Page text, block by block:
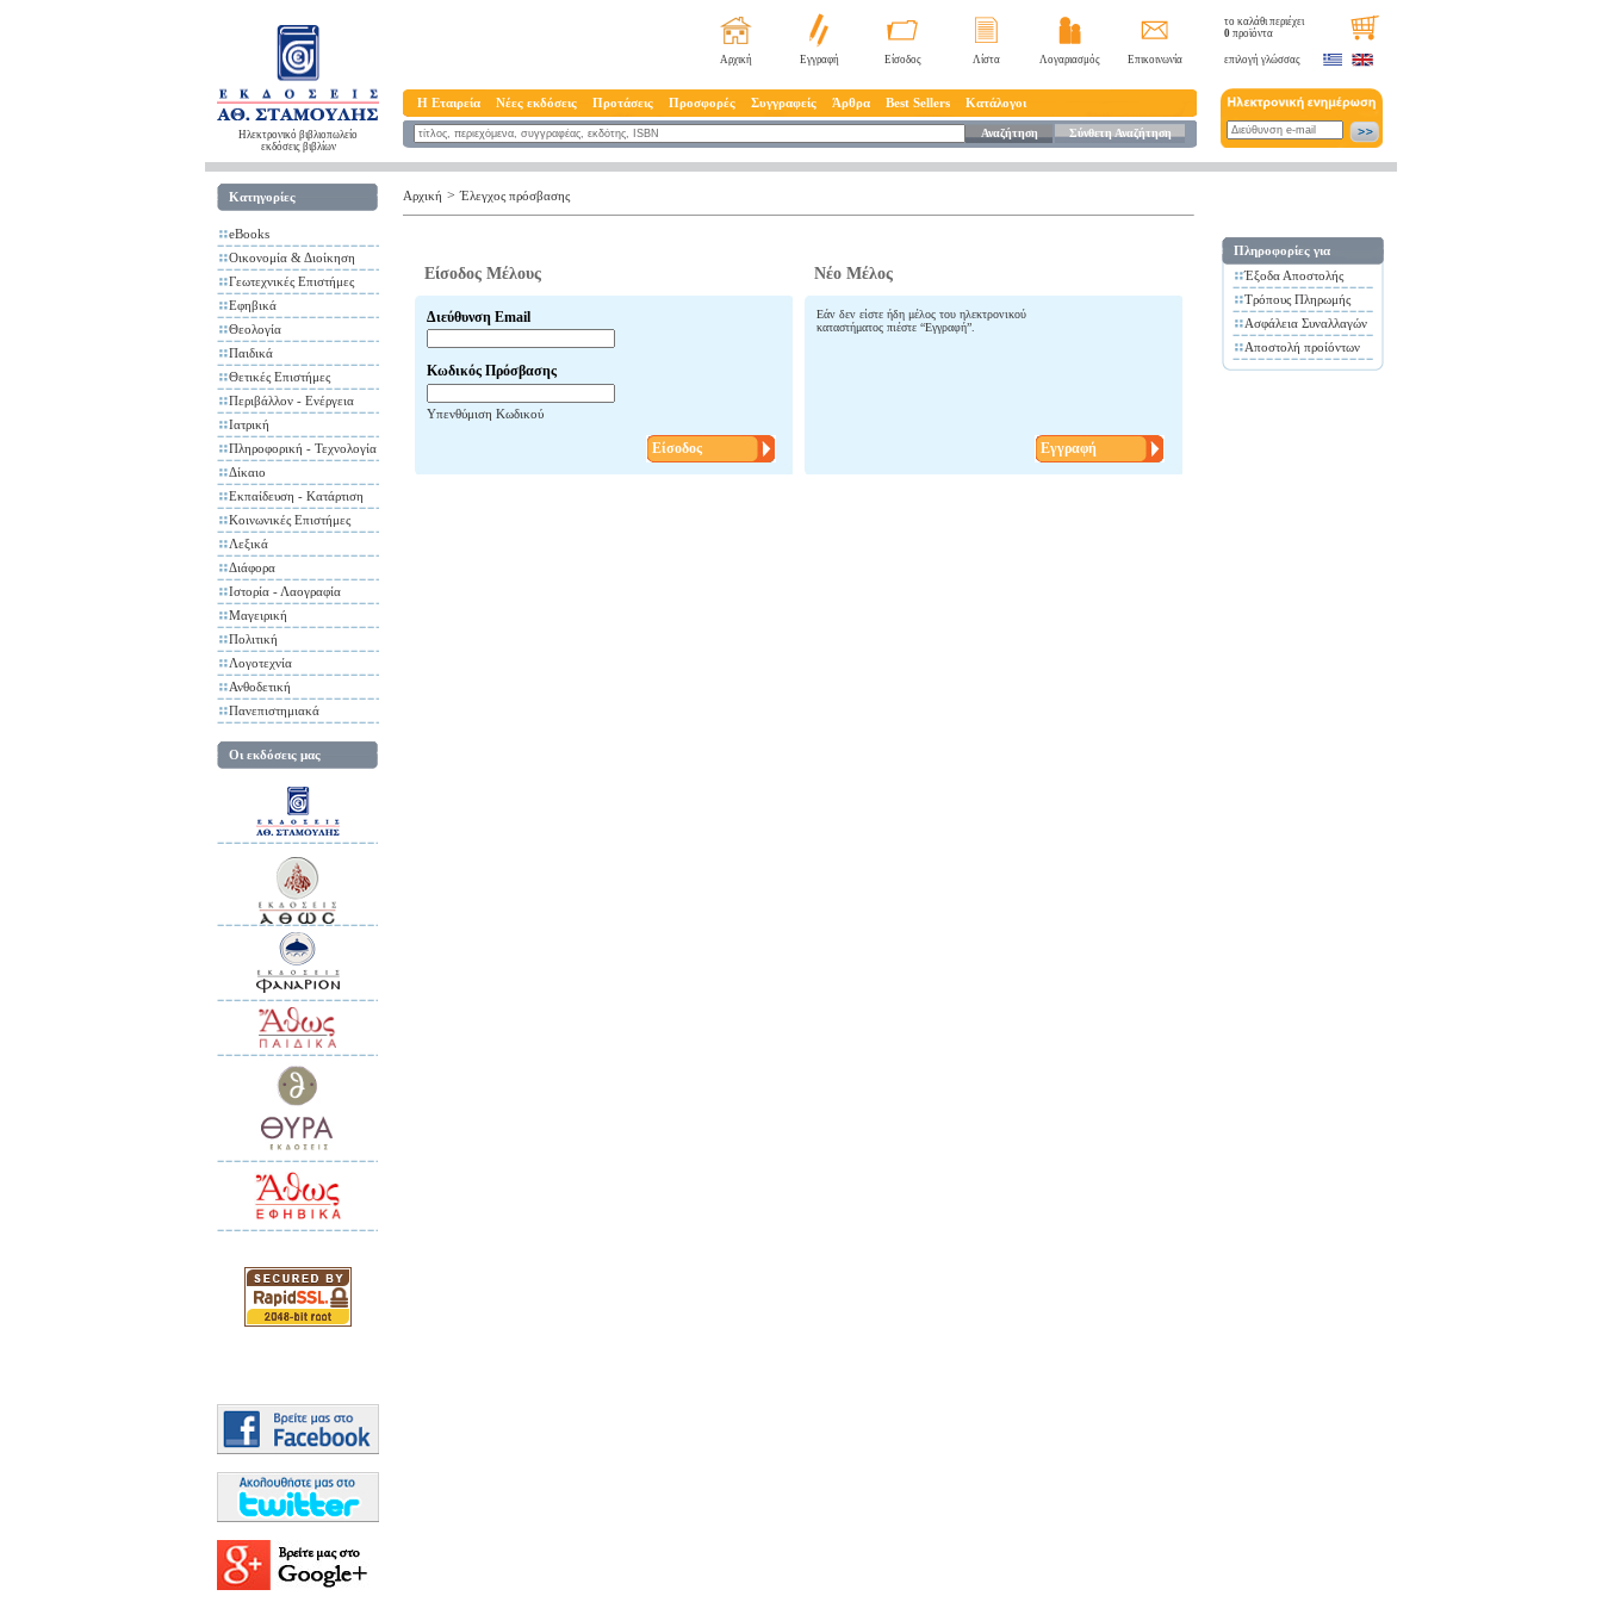
Ηλεκτρονικό βιβλιοπωλείο
εκδόσεις βιβλίων
Αρχική Εγγραφή Είσοδος Λίστα Λογαριασμός Επικοινωνία
Η Εταιρεία Νέες εκδόσεις Προτάσεις Προσφορές Συγγραφείς Άρθρα Best Sellers Κατάλογοι
Αναζήτηση Σύνθετη Αναζήτηση
το καλάθι περιέχει
0 προϊόντα
επιλογή γλώσσας
Κατηγορίες
eBooks
Οικονομία & Διοίκηση
Γεωτεχνικές Επιστήμες
Εφηβικά
Θεολογία
Παιδικά
Θετικές Επιστήμες
Περιβάλλον - Ενέργεια
Ιατρική
Πληροφορική - Τεχνολογία
Δίκαιο
Εκπαίδευση - Κατάρτιση
Κοινωνικές Επιστήμες
Λεξικά
Διάφορα
Ιστορία - Λαογραφία
Μαγειρική
Πολιτική
Λογοτεχνία
Ανθοδετική
Πανεπιστημιακά
Οι εκδόσεις μας
Αρχική > Έλεγχος πρόσβασης
Είσοδος Μέλους Νέο Μέλος
Διεύθυνση Email
Κωδικός Πρόσβασης
Υπενθύμιση Κωδικού
Είσοδος
Εάν δεν είστε ήδη μέλος του ηλεκτρονικού
καταστήματος πιέστε “Εγγραφή”.
Εγγραφή
Πληροφορίες για
Έξοδα Αποστολής
Τρόπους Πληρωμής
Ασφάλεια Συναλλαγών
Αποστολή προίόντων